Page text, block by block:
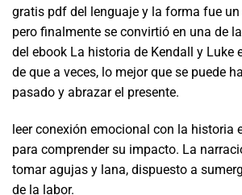
gratis pdf del lenguaje y la forma fue
pero finalmente se convirtió en una de
del ebook La historia de Kendall y Luke
de que a veces, lo mejor que se puede
pasado y abrazar el presente.
leer conexión emocional con la historia
para comprender su impacto. La
tomar agujas y lana, dispuesto a
de la labor.